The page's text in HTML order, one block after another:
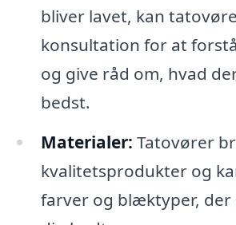
bliver lavet, kan
konsultation for at
og give råd om, hvad
bedst.
Materialer: Tatovører
kvalitetsprodukter og
farver og blæktyper, der